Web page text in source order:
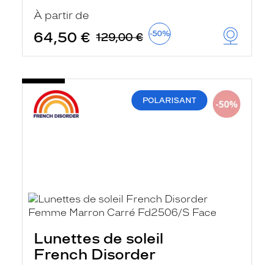
À partir de
64,50 € 129,00 € -50%
POLARISANT
Lunettes de soleil
French Disorder